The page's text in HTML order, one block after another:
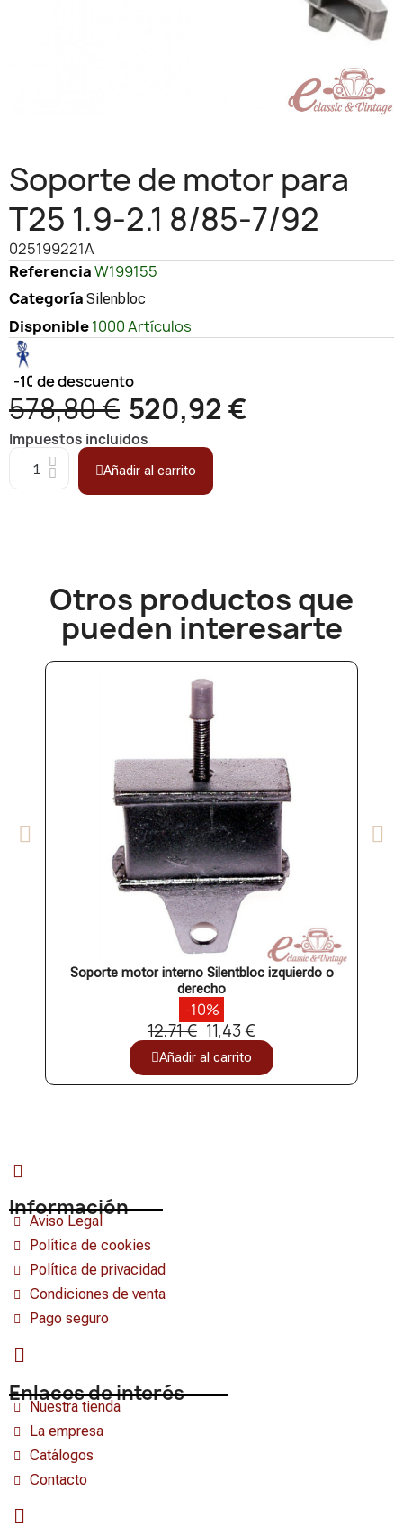
Soporte de motor para
T25 1.9-2.1 8/85-7/92
025199221A
ReferenciaW199155
Categoría Silenbloc
Disponible1000 Artículos
-10%de descuento
578,80 € 520,92 €
Impuestos incluidos
Añadir al carrito
Otros productos que
pueden interesarte​
Soporte motor interno Silentbloc izquierdo o
derecho
-10%
12,71 € 11,43 €
Añadir al carrito
Información
Aviso Legal
Política de cookies
Política de privacidad
Condiciones de venta
Pago seguro
Enlaces de interés
Nuestra tienda
La empresa
Catálogos
Contacto